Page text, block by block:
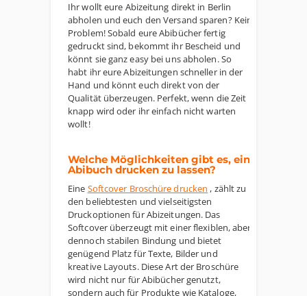
Ihr wollt eure Abizeitung direkt in Berlin
abholen und euch den Versand sparen? Kein
Problem! Sobald eure Abibücher fertig
gedruckt sind, bekommt ihr Bescheid und
könnt sie ganz easy bei uns abholen. So
habt ihr eure Abizeitungen schneller in der
Hand und könnt euch direkt von der
Qualität überzeugen. Perfekt, wenn die Zeit
knapp wird oder ihr einfach nicht warten
wollt!
Welche Möglichkeiten gibt es, ein
Abibuch drucken zu lassen?
Eine Softcover Broschüre drucken , zählt zu
den beliebtesten und vielseitigsten
Druckoptionen für Abizeitungen. Das
Softcover überzeugt mit einer flexiblen, aber
dennoch stabilen Bindung und bietet
genügend Platz für Texte, Bilder und
kreative Layouts. Diese Art der Broschüre
wird nicht nur für Abibücher genutzt,
sondern auch für Produkte wie Kataloge,